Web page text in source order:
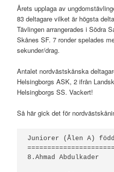
Årets upplaga av
83 deltagare vilket är högsta
Tävlingen arrangerades i Södra
Skånes SF. 7 ronder spelades
sekunder/drag.
Antalet nordvästskånska
Helsingborgs ASK, 2 ifrån
Helsingborgs SS. Vackert!
Så här gick det för
Juniorer (Ålen A)
8.Ahmad Abdulkader		Helsingborgs ASK. 1 poäng